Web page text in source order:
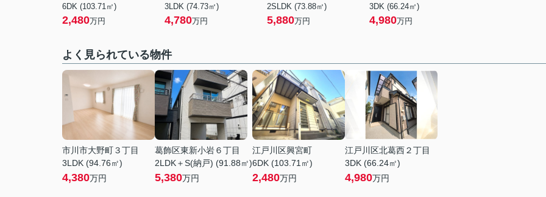
6DK (103.71㎡)
2,480万円
3LDK (74.73㎡)
4,780万円
2SLDK (73.88㎡)
5,880万円
3DK (66.24㎡)
4,980万円
よく見られている物件
市川市大野町３丁目
3LDK (94.76㎡)
4,380万円
葛飾区東新小岩６丁目
2LDK＋S(納戸) (91.88㎡)
5,380万円
江戸川区興宮町
6DK (103.71㎡)
2,480万円
江戸川区北葛西２丁目
3DK (66.24㎡)
4,980万円